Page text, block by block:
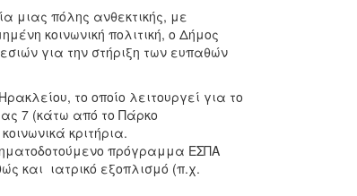
μιας πόλης ανθεκτικής, με
κοινωνική πολιτική, ο Δήμος
για την στήριξη των ευπαθών
το οποίο λειτουργεί για το
7 (κάτω από το Πάρκο
κριτήρια.
πρόγραμμα ΕΣΠΑ
και ιατρικό εξοπλισμό (π.χ.